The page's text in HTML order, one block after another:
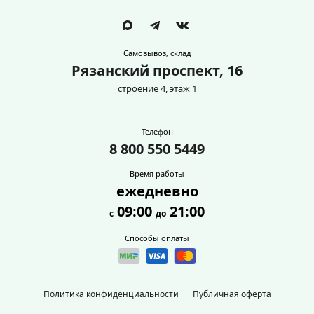
Самовывоз, склад
Рязанский проспект, 16
строение 4, этаж 1
Политика конфиденциальности Публичная оферта
Телефон
8 800 550 5449
Время работы
ежедневно
с 09:00 до 21:00
Способы оплаты